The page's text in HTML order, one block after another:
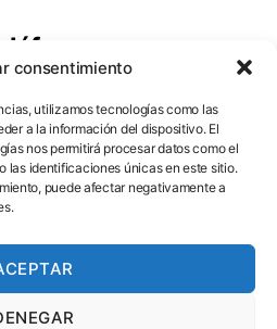
consentimiento
utilizamos tecnologías como las
a la información del dispositivo. El
nos permitirá procesar datos como el
las identificaciones únicas en este sitio.
puede afectar negativamente a
306 098
Bilbao